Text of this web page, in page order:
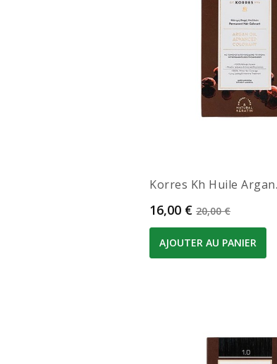
Korres Kh Huile
Prix
16,00 € Prix de base
20,00 €
AJOUTER AU PANIER